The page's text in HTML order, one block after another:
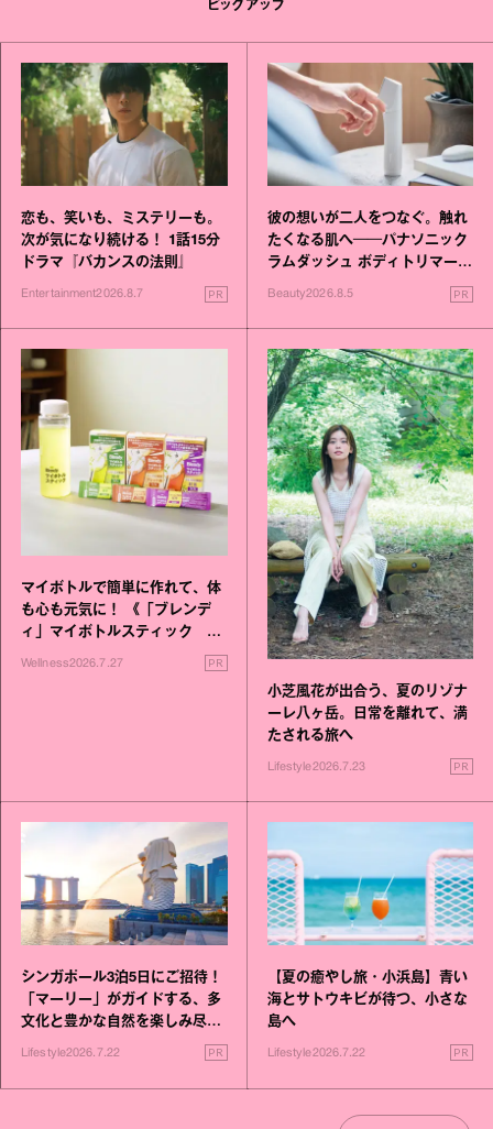
ピックアップ
恋も、笑いも、ミステリーも。
次が気になり続ける！ 1話15分
ドラマ『バカンスの法則』
Entertainment2026.8.7 PR
彼の想いが二人をつなぐ。触れ
たくなる肌へ──パナソニック
ラムダッシュ ボディトリマーが
Beauty2026.8.5 PR
マイボトルで簡単に作れて、体
も心も元気に！ 《「ブレンデ
ィ」マイボトルスティック い
いこと毎日》シリーズが誕生
Wellness2026.7.27 PR
小芝風花が出合う、夏のリゾナ
ーレ八ヶ岳。日常を離れて、満
たされる旅へ
Lifestyle2026.7.23 PR
シンガポール3泊5日にご招待！
「マーリー」がガイドする、多
文化と豊かな自然を楽しみ尽く
Lifestyle2026.7.22 PR
【夏の癒やし旅・小浜島】青い
海とサトウキビが待つ、小さな
島へ
Lifestyle2026.7.22 PR